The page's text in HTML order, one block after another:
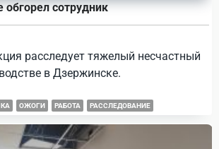
обгорел сотрудник
расследует тяжелый несчастный
в Дзержинске.
ОЖОГИ РАБОТА РАССЛЕДОВАНИЕ